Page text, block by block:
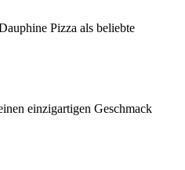
Pizza als beliebte
einzigartigen Geschmack